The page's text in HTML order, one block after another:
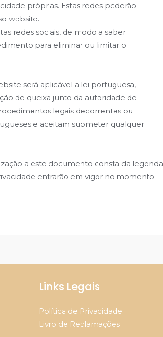
próprias. Estas redes poderão
website.
redes sociais, de modo a saber
para eliminar ou limitar o
será aplicável a lei portuguesa,
de queixa junto da autoridade de
legais decorrentes ou
e aceitam submeter qualquer
a este documento consta da legenda
entrarão em vigor no momento
Links Legais
Política de Privacidade
Livro de Reclamações